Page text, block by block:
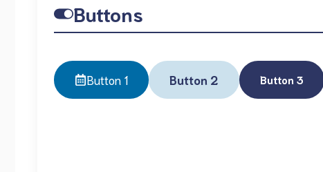
Buttons
Button 1 Button 2 Button 3